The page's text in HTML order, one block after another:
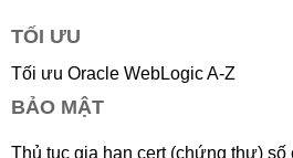
TỐI ƯU
Tối ưu Oracle WebLogic A-Z
BẢO MẬT
Thủ tục gia hạn cert (chứng thư) số